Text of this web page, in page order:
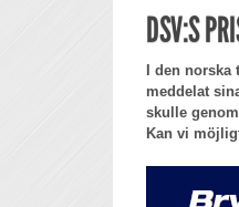
DSV:S
I den
meddelat
skulle
Kan vi